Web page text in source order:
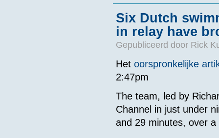
Six Dutch
in relay have
Gepubliceerd door Rick
Het oorspronkelijke
2:47pm
The team, led by
Channel in just under
and 29 minutes, over